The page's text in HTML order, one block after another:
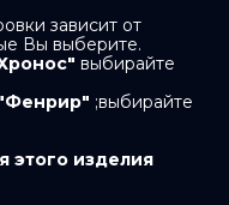
зависит от
Вы выберите.
выбирайте
;выбирайте
этого изделия